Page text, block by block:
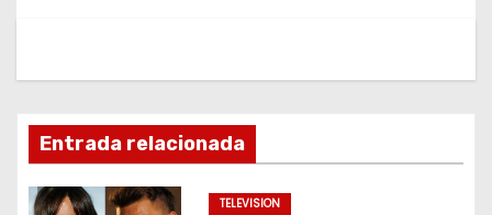
g
a
Entrada relacionada
TELEVISION